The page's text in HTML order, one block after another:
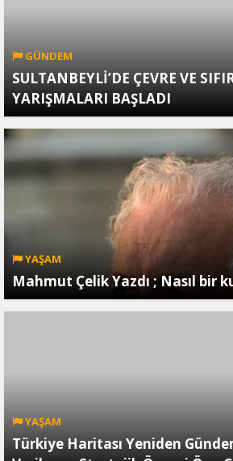
GÜNDEM
SULTANBEYLİ’DE ÇEVRE VE
YARIŞMALARI BAŞLADI
YAŞAM
Mahmut Çelik Yazdı ; Nasıl bir
YAŞAM
Türkiye Haritası Yeniden